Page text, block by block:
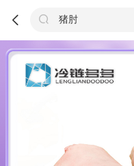
  猪肘
商品 评价